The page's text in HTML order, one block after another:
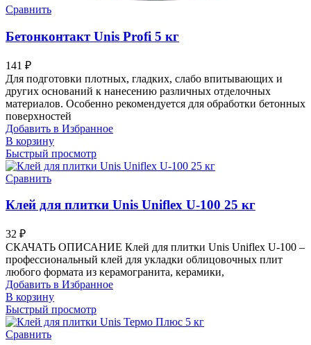
Сравнить
Бетонконтакт Unis Profi 5 кг
141 ₽
Для подготовки плотных, гладких, слабо впитывающих и
других оснований к нанесению различных отделочных
материалов. Особенно рекомендуется для обработки бетонных
поверхностей
Добавить в Избранное
В корзину
Быстрый просмотр
Сравнить
Клей для плитки Unis Uniflex U-100 25 кг
32 ₽
СКАЧАТЬ ОПИСАНИЕ Клей для плитки Unis Uniflex U-100 –
профессиональный клей для укладки облицовочных плит
любого формата из керамогранита, керамики,
Добавить в Избранное
В корзину
Быстрый просмотр
Сравнить